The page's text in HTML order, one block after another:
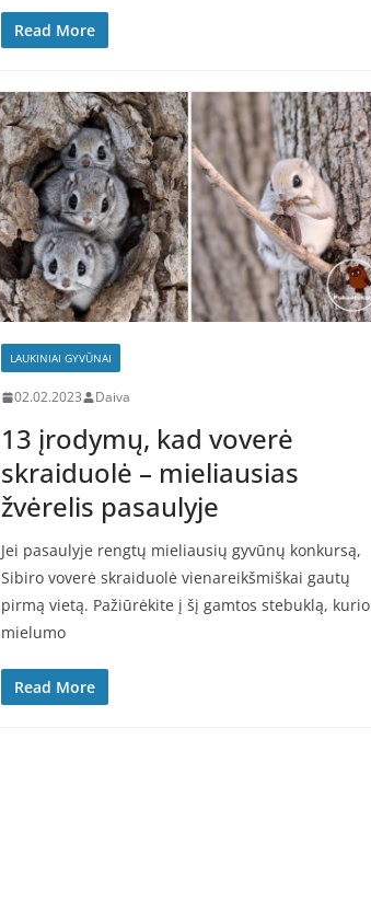
Read More
LAUKINIAI GYVŪNAI
02.02.2023 Daiva
13 įrodymų, kad voverė
skraiduolė – mieliausias
žvėrelis pasaulyje
Jei pasaulyje rengtų mieliausių gyvūnų konkursą,
Sibiro voverė skraiduolė vienareikšmiškai gautų
pirmą vietą. Pažiūrėkite į šį gamtos stebuklą, kurio
mielumo
Read More